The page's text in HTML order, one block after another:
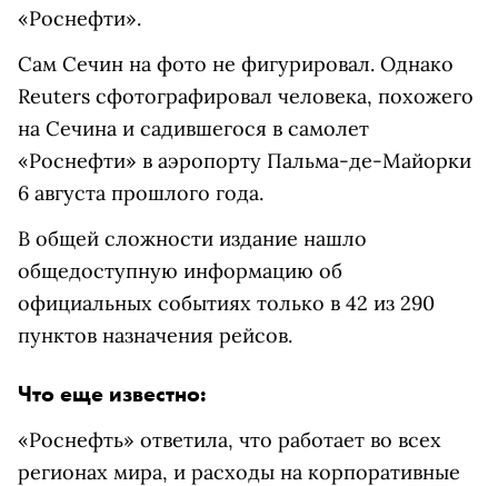
«Роснефти».
Сам Сечин на фото не фигурировал. Однако
Reuters сфотографировал человека, похожего
на Сечина и садившегося в самолет
«Роснефти» в аэропорту Пальма-де-Майорки
6 августа прошлого года.
В общей сложности издание нашло
общедоступную информацию об
официальных событиях только в 42 из 290
пунктов назначения рейсов.
Что еще известно:
«Роснефть» ответила, что работает во всех
регионах мира, и расходы на корпоративные